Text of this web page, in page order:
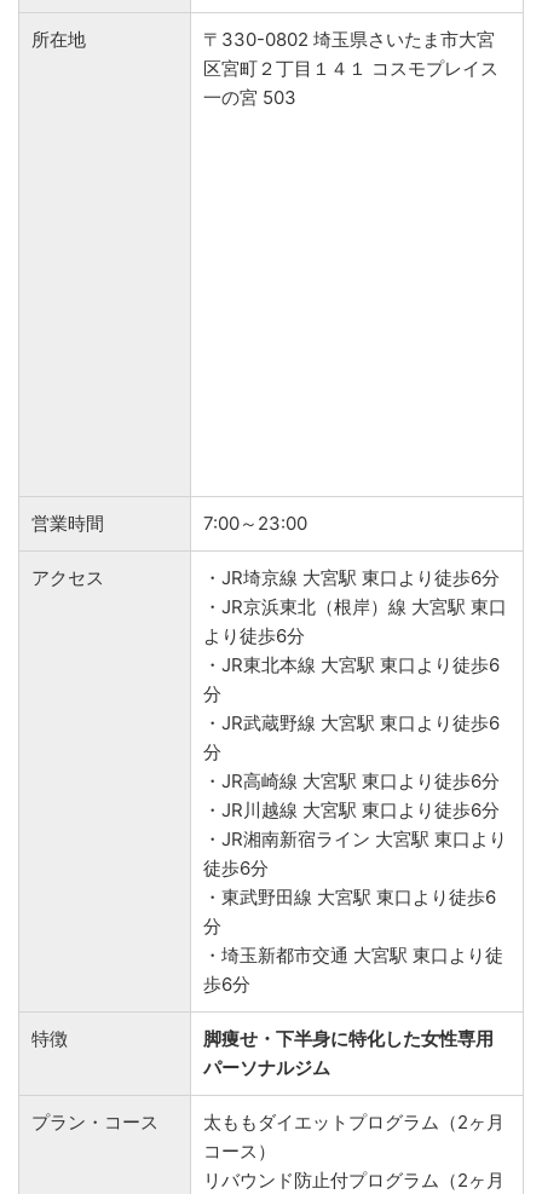
所在地
〒330-0802 埼玉県さいたま市大宮
区宮町２丁目１４１ コスモプレイス
一の宮 503
営業時間 7:00～23:00
アクセス
・JR埼京線 大宮駅 東口より徒歩6分
・JR京浜東北（根岸）線 大宮駅 東口
より徒歩6分
・JR東北本線 大宮駅 東口より徒歩6
分
・JR武蔵野線 大宮駅 東口より徒歩6
分
・JR高崎線 大宮駅 東口より徒歩6分
・JR川越線 大宮駅 東口より徒歩6分
・JR湘南新宿ライン 大宮駅 東口より
徒歩6分
・東武野田線 大宮駅 東口より徒歩6
分
・埼玉新都市交通 大宮駅 東口より徒
歩6分
特徴
脚痩せ・下半身に特化した女性専用
パーソナルジム
プラン・コース
太ももダイエットプログラム（2ヶ月
コース）
リバウンド防止付プログラム（2ヶ月